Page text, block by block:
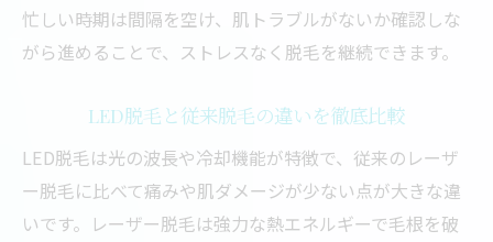
忙しい時期は間隔を空け、肌トラブルがないか確認しな
がら進めることで、ストレスなく脱毛を継続できます。
LED脱毛と従来脱毛の違いを徹底比較
LED脱毛は光の波長や冷却機能が特徴で、従来のレーザ
ー脱毛に比べて痛みや肌ダメージが少ない点が大きな違
いです。レーザー脱毛は強力な熱エネルギーで毛根を破